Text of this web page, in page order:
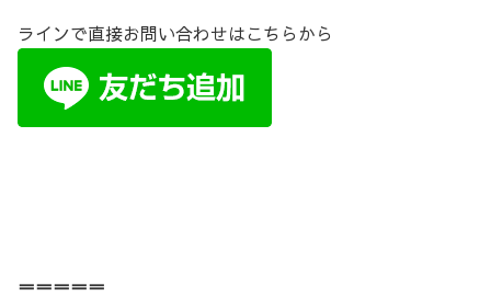
ラインで直接お問い合わせはこちらから
＝＝＝＝＝